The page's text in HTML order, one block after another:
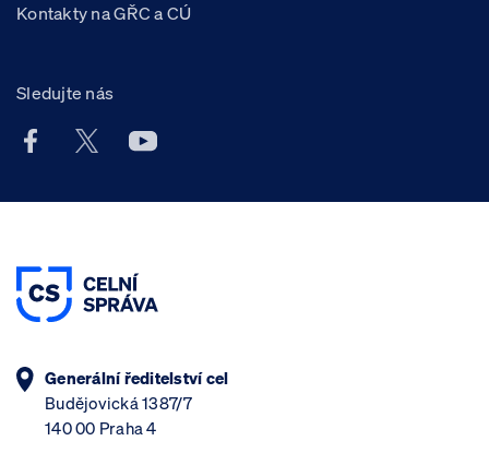
Kontakty na GŘC a CÚ
Sledujte nás
Facebook účet Celní správy ČR
X účet Celní správy ČR
Youtube účet Celní správy ČR
Generální ředitelství cel
Budějovická 1387/7
140 00 Praha 4